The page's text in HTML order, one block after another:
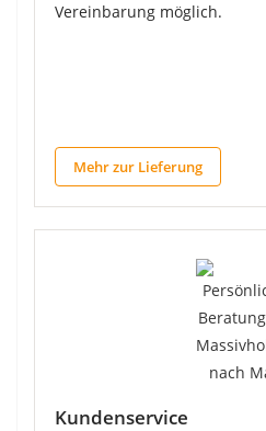
Vereinbarung möglich.
Mehr zur Lieferung
Kundenservice